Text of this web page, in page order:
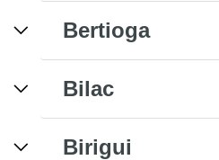
Bertioga
Bilac
Birigui